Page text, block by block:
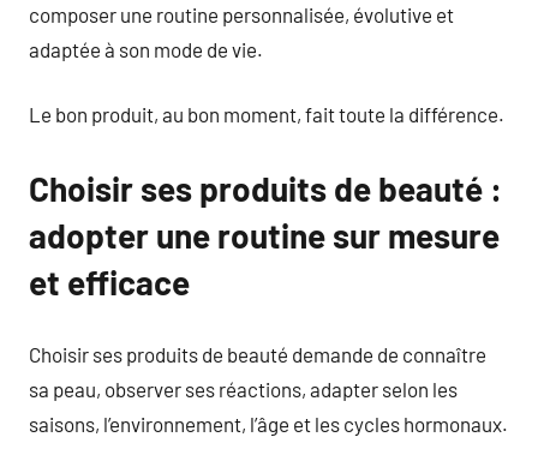
composer une routine personnalisée, évolutive et
adaptée à son mode de vie.
Le bon produit, au bon moment, fait toute la différence.
Choisir ses produits de beauté :
adopter une routine sur mesure
et efficace
Choisir ses produits de beauté demande de connaître
sa peau, observer ses réactions, adapter selon les
saisons, l’environnement, l’âge et les cycles hormonaux.